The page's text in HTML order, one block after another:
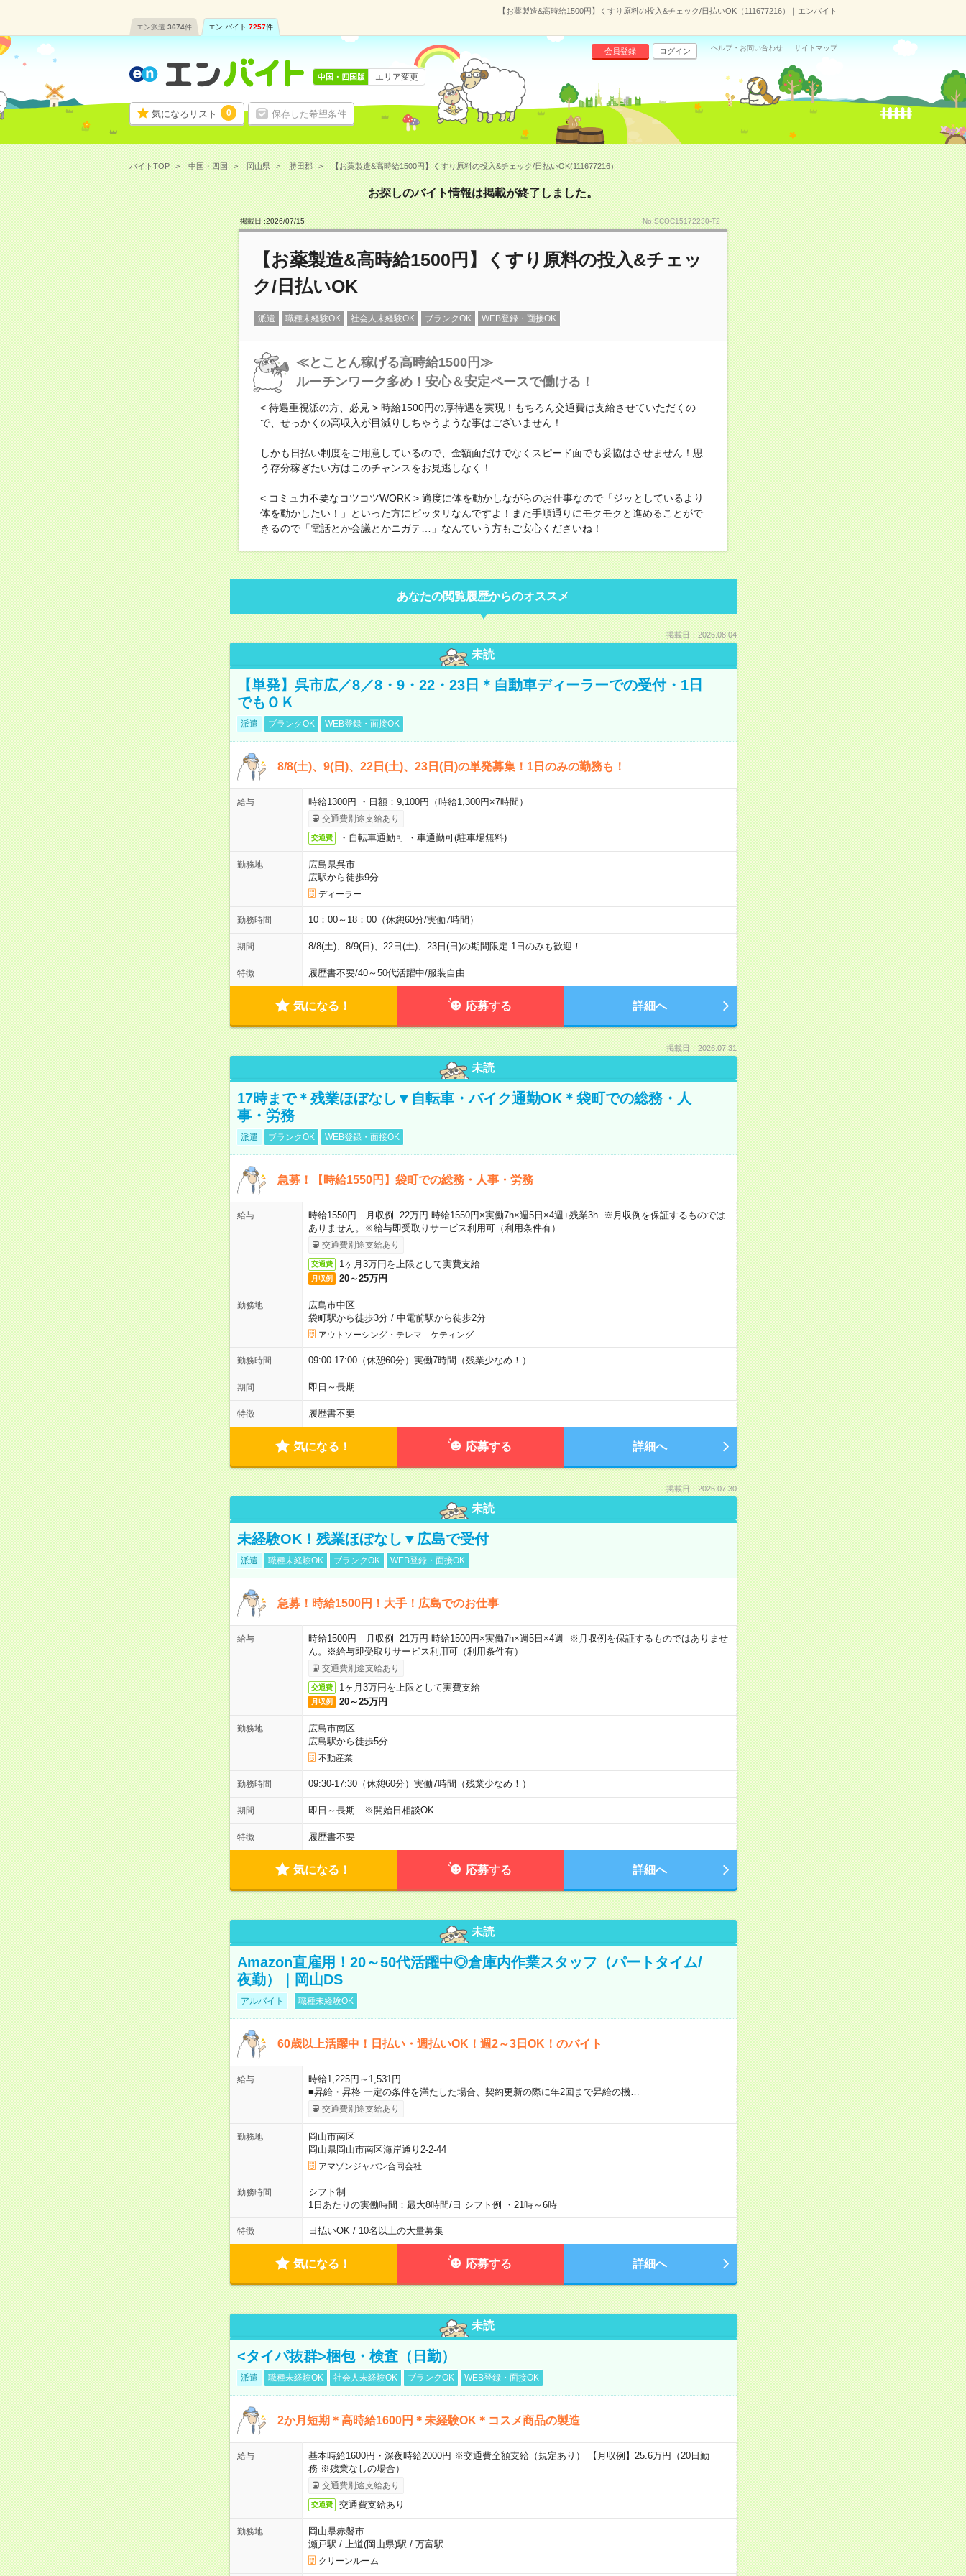
【お薬製造&高時給1500円】くすり原料の投入&チェック/日払いOK（111677216）｜エンバイト
エン派遣 3674件 エン バイト 7257件
気になるリスト 0 保存した希望条件
会員登録 ログイン ヘルプ・お問い合わせ サイトマップ
中国・四国版 エリア変更
バイトTOP 中国・四国 岡山県 勝田郡 【お薬製造&高時給1500円】くすり原料の投入&チェック/日払いOK(111677216）
お探しのバイト情報は掲載が終了しました。
掲載日 :2026/07/15 No.SCOC15172230-T2
【お薬製造&高時給1500円】くすり原料の投入&チェッ
ク/日払いOK
派遣 職種未経験OK 社会人未経験OK ブランクOK WEB登録・面接OK
≪とことん稼げる高時給1500円≫
ルーチンワーク多め！安心＆安定ペースで働ける！
< 待遇重視派の方、必見 > 時給1500円の厚待遇を実現！もちろん交通費は支給させていただくの
で、せっかくの高収入が目減りしちゃうような事はございません！
しかも日払い制度をご用意しているので、金額面だけでなくスピード面でも妥協はさせません！思
う存分稼ぎたい方はこのチャンスをお見逃しなく！
< コミュ力不要なコツコツWORK > 適度に体を動かしながらのお仕事なので「ジッとしているより
体を動かしたい！」といった方にピッタリなんですよ！また手順通りにモクモクと進めることがで
きるので「電話とか会議とかニガテ…」なんていう方もご安心くださいね！
あなたの閲覧履歴からのオススメ
掲載日：2026.08.04
未読
【単発】呉市広／8／8・9・22・23日＊自動車ディーラーでの受付・1日
でもＯＫ
派遣 ブランクOK WEB登録・面接OK
8/8(土)、9(日)、22日(土)、23日(日)の単発募集！1日のみの勤務も！
給与 時給1300円 ・日額：9,100円（時給1,300円×7時間）
交通費別途支給あり
交通費 ・自転車通勤可 ・車通勤可(駐車場無料)
勤務地
広島県呉市
広駅から徒歩9分
ディーラー
勤務時間 10：00～18：00（休憩60分/実働7時間）
期間 8/8(土)、8/9(日)、22日(土)、23日(日)の期間限定 1日のみも歓迎！
特徴 履歴書不要/40～50代活躍中/服装自由
気になる！ 応募する 詳細へ
掲載日：2026.07.31
未読
17時まで＊残業ほぼなし▼自転車・バイク通勤OK＊袋町での総務・人
事・労務
派遣 ブランクOK WEB登録・面接OK
急募！【時給1550円】袋町での総務・人事・労務
給与
時給1550円 月収例 22万円 時給1550円×実働7h×週5日×4週+残業3h ※月収例を保証するものでは
ありません。※給与即受取りサービス利用可（利用条件有）
交通費別途支給あり
交通費 1ヶ月3万円を上限として実費支給
月収例 20～25万円
勤務地
広島市中区
袋町駅から徒歩3分/ 中電前駅から徒歩2分
アウトソーシング・テレマ－ケティング
勤務時間 09:00-17:00（休憩60分）実働7時間（残業少なめ！）
期間 即日～長期
特徴 履歴書不要
気になる！ 応募する 詳細へ
掲載日：2026.07.30
未読
未経験OK！残業ほぼなし▼広島で受付
派遣 職種未経験OK ブランクOK WEB登録・面接OK
急募！時給1500円！大手！広島でのお仕事
給与
時給1500円 月収例 21万円 時給1500円×実働7h×週5日×4週 ※月収例を保証するものではありませ
ん。※給与即受取りサービス利用可（利用条件有）
交通費別途支給あり
交通費 1ヶ月3万円を上限として実費支給
月収例 20～25万円
勤務地
広島市南区
広島駅から徒歩5分
不動産業
勤務時間 09:30-17:30（休憩60分）実働7時間（残業少なめ！）
期間 即日～長期 ※開始日相談OK
特徴 履歴書不要
気になる！ 応募する 詳細へ
未読
Amazon直雇用！20～50代活躍中◎倉庫内作業スタッフ（パートタイム/
夜勤）｜岡山DS
アルバイト 職種未経験OK
60歳以上活躍中！日払い・週払いOK！週2～3日OK！のバイト
給与
時給1,225円～1,531円
■昇給・昇格 一定の条件を満たした場合、契約更新の際に年2回まで昇給の機…
交通費別途支給あり
勤務地
岡山市南区
岡山県岡山市南区海岸通り2-2-44
アマゾンジャパン合同会社
勤務時間
シフト制
1日あたりの実働時間：最大8時間/日 シフト例 ・21時～6時
特徴 日払いOK / 10名以上の大量募集
気になる！ 応募する 詳細へ
未読
<タイパ抜群>梱包・検査（日勤）
派遣 職種未経験OK 社会人未経験OK ブランクOK WEB登録・面接OK
2か月短期＊高時給1600円＊未経験OK＊コスメ商品の製造
給与
基本時給1600円・深夜時給2000円 ※交通費全額支給（規定あり） 【月収例】25.6万円（20日勤
務 ※残業なしの場合）
交通費別途支給あり
交通費 交通費支給あり
勤務地
岡山県赤磐市
瀬戸駅 / 上道(岡山県)駅 / 万富駅
クリーンルーム